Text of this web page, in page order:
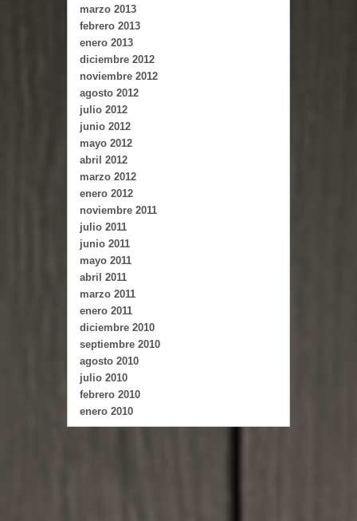
marzo 2013
febrero 2013
enero 2013
diciembre 2012
noviembre 2012
agosto 2012
julio 2012
junio 2012
mayo 2012
abril 2012
marzo 2012
enero 2012
noviembre 2011
julio 2011
junio 2011
mayo 2011
abril 2011
marzo 2011
enero 2011
diciembre 2010
septiembre 2010
agosto 2010
julio 2010
febrero 2010
enero 2010